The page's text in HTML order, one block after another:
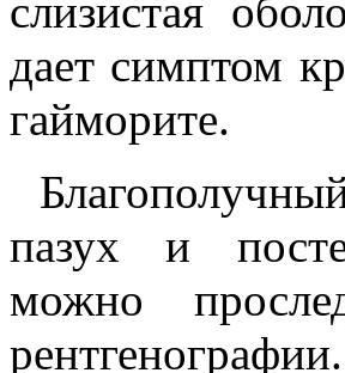
слизистая
дает симптом
гайморите.
пазух и
можно